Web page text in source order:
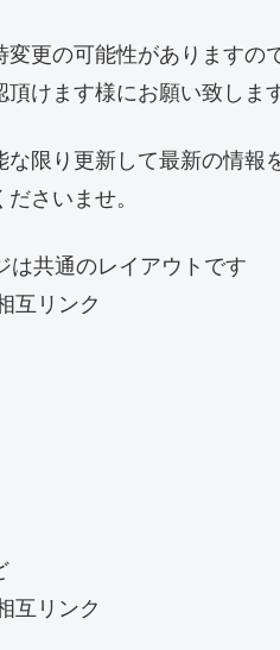
変更の可能性がありますの
頂けます様にお願い致しま
な限り更新して最新の情報
さいませ。
は共通のレイアウトです
互リンク
互リンク